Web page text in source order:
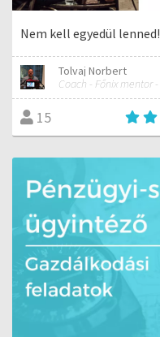
Nem kell egyedül lenned!
Tolvaj Norbert
15